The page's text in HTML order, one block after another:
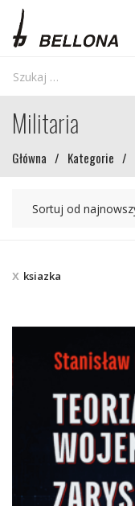
Militaria
Główna / Kategorie /
ksiazka